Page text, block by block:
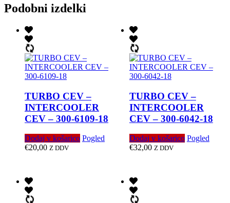
Podobni izdelki
TURBO CEV –
INTERCOOLER
CEV – 300-6109-18
Dodaj v košarico Pogled
€20,00 Z DDV
TURBO CEV –
INTERCOOLER
CEV – 300-6042-18
Dodaj v košarico Pogled
€32,00 Z DDV